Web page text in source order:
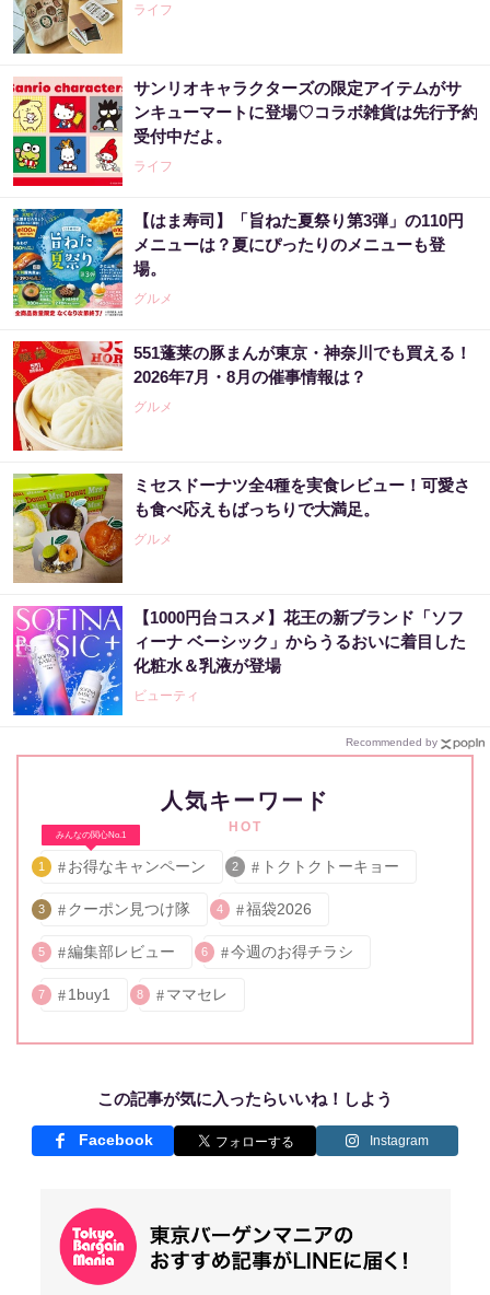
ライフ
サンリオキャラクターズの限定アイテムがサ
ンキューマートに登場♡コラボ雑貨は先行予約
受付中だよ。
ライフ
【はま寿司】「旨ねた夏祭り第3弾」の110円
メニューは？夏にぴったりのメニューも登
場。
グルメ
551蓬莱の豚まんが東京・神奈川でも買える！
2026年7月・8月の催事情報は？
グルメ
ミセスドーナツ全4種を実食レビュー！可愛さ
も食べ応えもばっちりで大満足。
グルメ
【1000円台コスメ】花王の新ブランド「ソフ
ィーナ ベーシック」からうるおいに着目した
化粧水＆乳液が登場
ビューティ
Recommended by
人気キーワード
HOT
みんなの関心No.1
1 お得なキャンペーン 2 トクトクトーキョー
3 クーポン見つけ隊 4 福袋2026
5 編集部レビュー 6 今週のお得チラシ
7 1buy1 8 ママセレ
この記事が気に入ったらいいね！しよう
Facebook Instagram